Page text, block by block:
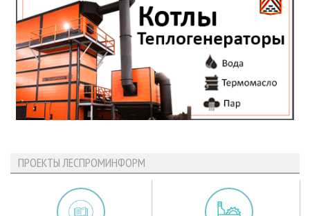
ПРОЕКТЫ ЛЕСПРОМИНФОРМ